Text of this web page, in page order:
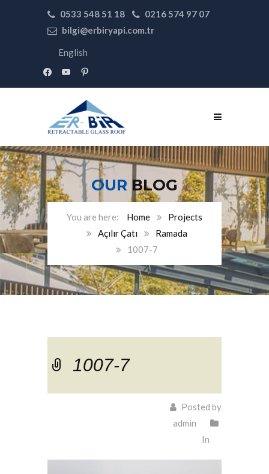
0533 548 51 18
0216 574 97 07
bilgi@erbiryapi.com.tr
English
facebookyoutubepinterest
OUR BLOG
Home
Projects
Açılır Çatı
Ramada
1007-7
1007-7
Posted by
admin
In